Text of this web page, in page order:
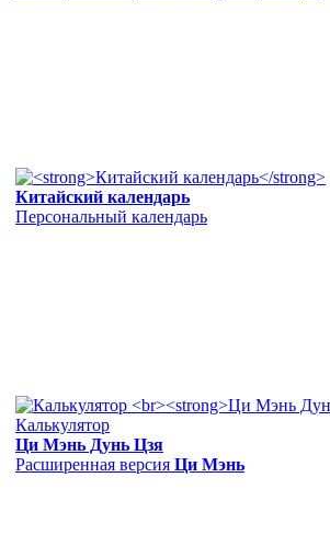
Китайский календарь
Персональный календарь
Калькулятор
Ци Мэнь Дунь Цзя
Расширенная версия Ци Мэнь